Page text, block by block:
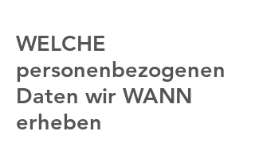
WELCHE
personenbezogenen
Daten wir WANN
erheben